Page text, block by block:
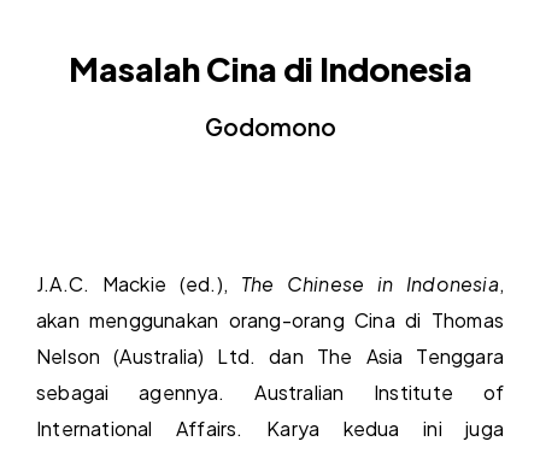
Masalah Cina di Indonesia
Godomono
J.A.C. Mackie (ed.), The Chinese in Indonesia,
akan menggunakan orang-orang Cina di Thomas
Nelson (Australia) Ltd. dan The Asia Tenggara
sebagai agennya. Australian Institute of
International Affairs. Karya kedua ini juga